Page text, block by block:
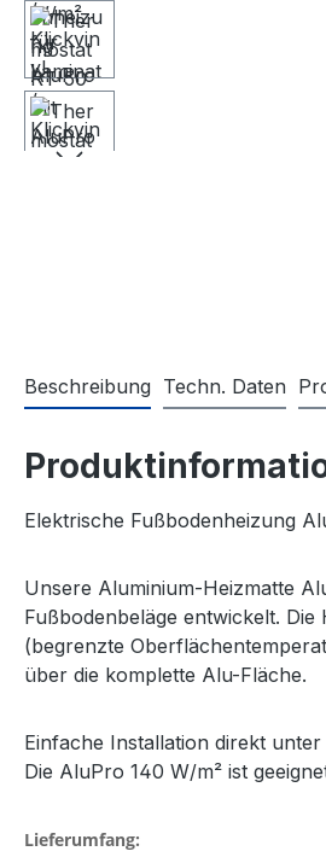
Beschreibung Techn. Daten
Elektrische Fußbodenheizung
Unsere Aluminium-Heizmatte
Fußbodenbeläge entwickelt.
(begrenzte
über die komplette Alu-Fläche.
Einfache Installation direkt
Die AluPro 140 W/m² ist
Lieferumfang: